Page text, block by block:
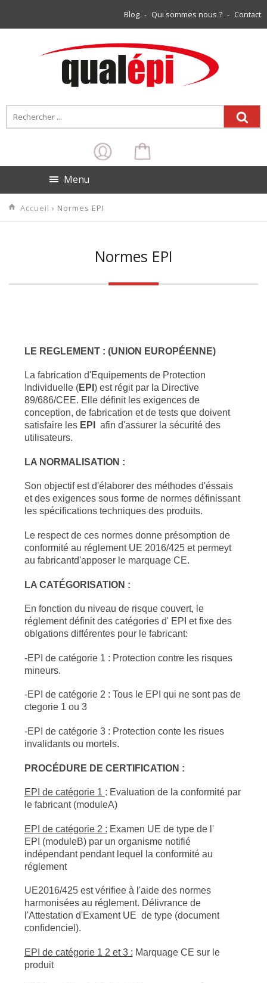
Blog - Qui sommes nous ? - Contact
Menu
Accueil › Normes EPI
Normes EPI
LE REGLEMENT : (UNION EUROPÉENNE)
La fabrication d'Equipements de Protection
Individuelle (EPI ) est régit par la Directive
89/686/CEE. Elle définit les exigences de
conception, de fabrication et de tests que doivent
satisfaire les EPI
afin d'assurer la sécurité des
utilisateurs.
LA NORMALISATION :
Son objectif est d'élaborer des méthodes d'éssais
et des exigences sous forme de normes définissant
les spécifications techniques des produits.
Le respect de ces normes donne présomption de
conformité au réglement UE 2016/425 et permeyt
au fabricantd'apposer le marquage CE.
LA CATÉGORISATION :
En fonction du niveau de risque couvert, le
réglement définit des catégories d' EPI et fixe des
oblgations différentes pour le fabricant:
-EPI de catégorie 1 : Protection contre les risques
mineurs.
-EPI de catégorie 2 : Tous le EPI qui ne sont pas de
ctegorie 1 ou 3
-EPI de catégorie 3 : Protection conte les risues
invalidants ou mortels.
PROCÉDURE DE CERTIFICATION :
EPI de catégorie 1 : Evaluation de la conformité par
le fabricant (moduleA)
EPI de catégorie 2 : Examen UE de type de l'
EPI (moduleB) par un organisme notifié
indépendant pendant lequel la conformité au
réglement
UE2016/425 est vérifiee à l'aide des normes
harmonisées au réglement. Délivrance de
l'Attestation d'Exament UE de type (document
confidenciel).
EPI de catégorie 1 2 et 3 : Marquage CE sur le
produit